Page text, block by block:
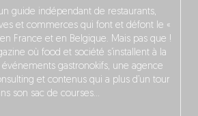
guide indépendant de restaurants,
et commerces qui font et défont le «
France et en Belgique. Mais pas que !
où food et société s’installent à la
gastronokifs, une agence
et contenus qui a plus d’un tour
son sac de courses…